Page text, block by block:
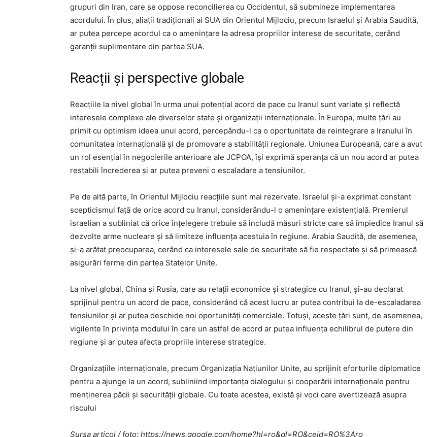
grupuri din Iran, care se oppose reconcilierea cu Occidentul, să submineze implementarea
acordului. În plus, aliații tradiționali ai SUA din Orientul Mijlociu, precum Israelul și Arabia Saudită,
ar putea percepe acordul ca o amenințare la adresa propriilor interese de securitate, cerând
garanții suplimentare din partea SUA.
Reacții și perspective globale
Reacțiile la nivel global în urma unui potențial acord de pace cu Iranul sunt variate și reflectă
interesele complexe ale diverselor state și organizații internaționale. În Europa, multe țări au
primit cu optimism ideea unui acord, percepându-l ca o oportunitate de reintegrare a Iranului în
comunitatea internațională și de promovare a stabilității regionale. Uniunea Europeană, care a avut
un rol esențial în negocierile anterioare ale JCPOA, își exprimă speranța că un nou acord ar putea
restabili încrederea și ar putea preveni o escaladare a tensiunilor.
Pe de altă parte, în Orientul Mijlociu reacțiile sunt mai rezervate. Israelul și-a exprimat constant
scepticismul față de orice acord cu Iranul, considerându-l o amenințare existențială. Premierul
israelian a subliniat că orice înțelegere trebuie să includă măsuri stricte care să împiedice Iranul să
dezvolte arme nucleare și să limiteze influența acestuia în regiune. Arabia Saudită, de asemenea,
și-a arătat preocuparea, cerând ca interesele sale de securitate să fie respectate și să primească
asigurări ferme din partea Statelor Unite.
La nivel global, China și Rusia, care au relații economice și strategice cu Iranul, și-au declarat
sprijinul pentru un acord de pace, considerând că acest lucru ar putea contribui la de-escaladarea
tensiunilor și ar putea deschide noi oportunități comerciale. Totuși, aceste țări sunt, de asemenea,
vigilente în privința modului în care un astfel de acord ar putea influența echilibrul de putere din
regiune și ar putea afecta propriile interese strategice.
Organizațiile internaționale, precum Organizația Națiunilor Unite, au sprijinit eforturile diplomatice
pentru a ajunge la un acord, subliniind importanța dialogului și cooperării internaționale pentru
menținerea păcii și securității globale. Cu toate acestea, există și voci care avertizează asupra
riscului
Sursa articol / foto: https://news.google.com/home?hl=ro&gl=RO&ceid=RO%3Aro